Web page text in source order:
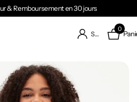
& Remboursement en 30 jours
S'identifier
0